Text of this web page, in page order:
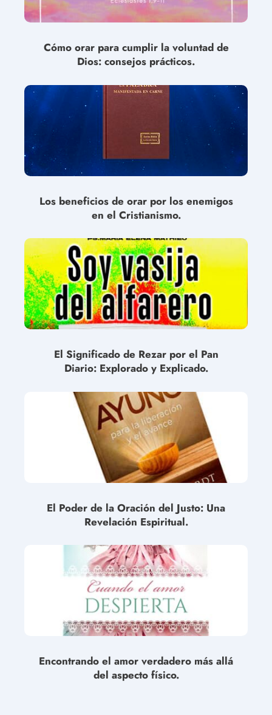
Cómo orar para cumplir la voluntad de
Dios: consejos prácticos.
Los beneficios de orar por los enemigos
en el Cristianismo.
El Significado de Rezar por el Pan
Diario: Explorado y Explicado.
El Poder de la Oración del Justo: Una
Revelación Espiritual.
Encontrando el amor verdadero más allá
del aspecto físico.